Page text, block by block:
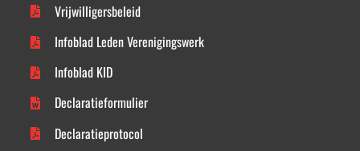
Vrijwilligersbeleid
Infoblad Leden Verenigingswerk
Infoblad KID
Declaratieformulier
Declaratieprotocol